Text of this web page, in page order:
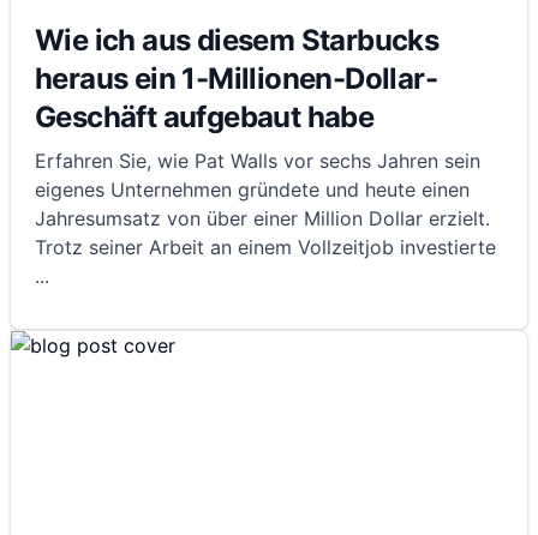
Wie ich aus diesem Starbucks
heraus ein 1-Millionen-Dollar-
Geschäft aufgebaut habe
Erfahren Sie, wie Pat Walls vor sechs Jahren sein
eigenes Unternehmen gründete und heute einen
Jahresumsatz von über einer Million Dollar erzielt.
Trotz seiner Arbeit an einem Vollzeitjob investierte
...